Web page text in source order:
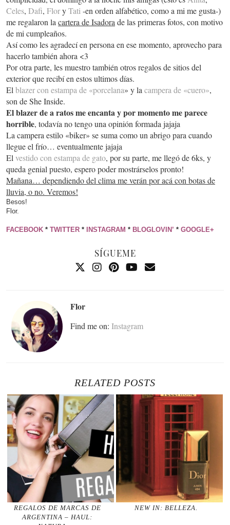
Celes, Dafi, FloryTati-en orden alfabético, como a mi me gusta-)
me regalaron lacartera de Isadorade las primeras fotos, con motivo
de mi cumpleaños.
Así como les agradecí en persona en ese momento, aprovecho para
hacerlo también ahora <3
Por otra parte, les muestro también otros regalos de sitios del
exterior que recibí en estos ultimos días.
Elblazer con estampa de «porcelana» y lacampera de «cuero»,
son de She Inside.
El blazer de a ratos me encanta y por momento me parece
horrible, todavía no tengo una opinión formada jajaja
La campera estilo «biker» se suma como un abrigo para cuando
llegue el frío… eventualmente jajaja
Elvestido con estampa de gato, por su parte, me llegó de 6ks, y
queda genial puesto, espero poder mostrárselos pronto!
Mañana… dependiendo del clima me verán por acá con botas de
lluvia, o no. Veremos!
Besos!
Flor.
FACEBOOK * TWITTER * INSTAGRAM * BLOGLOVIN’ * GOOGLE+
SÍGUEME
Flor
Find me on: Instagram
RELATED POSTS
REGALOS DE MARCAS DE
ARGENTINA – HAUL:
NEW IN: BELLEZA.